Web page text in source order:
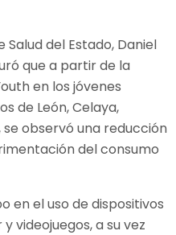
del Estado, Daniel
que a partir de la
en los jóvenes
de León, Celaya,
se observó una reducción
del consumo
en el uso de dispositivos
videojuegos, a su vez